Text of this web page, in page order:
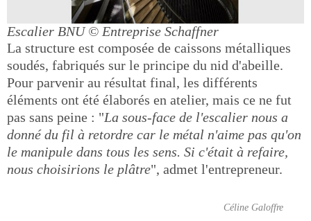
Escalier BNU © Entreprise Schaffner
La structure est composée de caissons métalliques
soudés, fabriqués sur le principe du nid d'abeille.
Pour parvenir au résultat final, les différents
éléments ont été élaborés en atelier, mais ce ne fut
pas sans peine : "La sous-face de l'escalier nous a
donné du fil à retordre car le métal n'aime pas qu'on
le manipule dans tous les sens. Si c'était à refaire,
nous choisirions le plâtre", admet l'entrepreneur.
Céline Galoffre